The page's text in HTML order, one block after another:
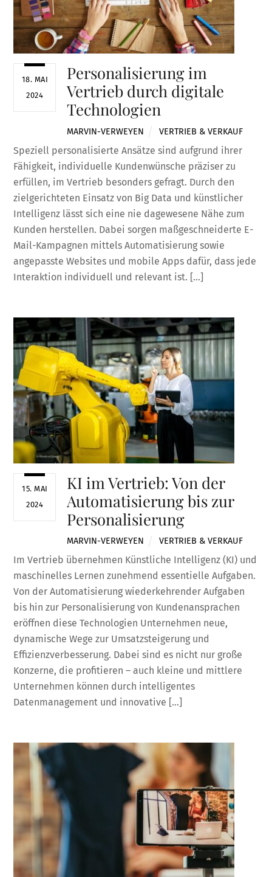
18. MAI
2024
Personalisierung im
Vertrieb durch digitale
Technologien
MARVIN-VERWEYEN VERTRIEB & VERKAUF
Speziell personalisierte Ansätze sind aufgrund ihrer
Fähigkeit, individuelle Kundenwünsche präziser zu
erfüllen, im Vertrieb besonders gefragt. Durch den
zielgerichteten Einsatz von Big Data und künstlicher
Intelligenz lässt sich eine nie dagewesene Nähe zum
Kunden herstellen. Dabei sorgen maßgeschneiderte E-
Mail-Kampagnen mittels Automatisierung sowie
angepasste Websites und mobile Apps dafür, dass jede
Interaktion individuell und relevant ist. […]
15. MAI
2024
KI im Vertrieb: Von der
Automatisierung bis zur
Personalisierung
MARVIN-VERWEYEN VERTRIEB & VERKAUF
Im Vertrieb übernehmen Künstliche Intelligenz (KI) und
maschinelles Lernen zunehmend essentielle Aufgaben.
Von der Automatisierung wiederkehrender Aufgaben
bis hin zur Personalisierung von Kundenansprachen
eröffnen diese Technologien Unternehmen neue,
dynamische Wege zur Umsatzsteigerung und
Effizienzverbesserung. Dabei sind es nicht nur große
Konzerne, die profitieren – auch kleine und mittlere
Unternehmen können durch intelligentes
Datenmanagement und innovative […]